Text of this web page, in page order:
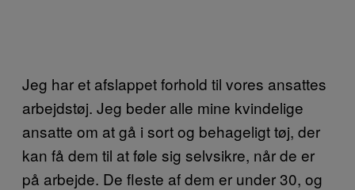
Jeg har et afslappet forhold til vores ansattes
arbejdstøj. Jeg beder alle mine kvindelige
ansatte om at gå i sort og behageligt tøj, der
kan få dem til at føle sig selvsikre, når de er
på arbejde. De fleste af dem er under 30, og